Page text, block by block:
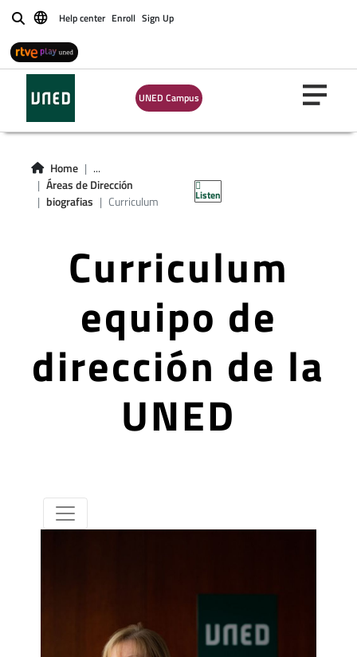
BuscarHelp center Enroll Sign Up
UNED Campus
Home
...
Áreas de Dirección
biografias
Curriculum Listen
Curriculum
equipo de
dirección de la
UNED